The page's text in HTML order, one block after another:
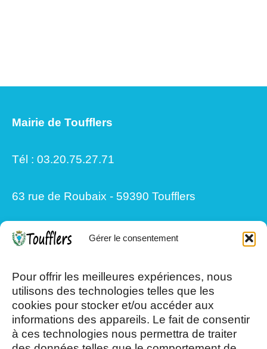
Gérer le consentement
Pour offrir les meilleures expériences, nous
utilisons des technologies telles que les
cookies pour stocker et/ou accéder aux
informations des appareils. Le fait de consentir
à ces technologies nous permettra de traiter
Mairie de Toufflers
Tél : 03.20.75.27.71
63 rue de Roubaix - 59390 Toufflers
13h30/17h15
Mercredi et Samedi : 8h- 12h